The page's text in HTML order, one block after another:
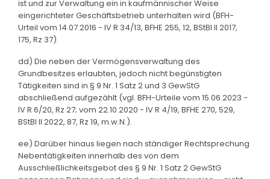
ist und zur Verwaltung ein in kaufmännischer Weise
eingerichteter Geschäftsbetrieb unterhalten wird (BFH-
Urteil vom 14.07.2016 - IV R 34/13, BFHE 255, 12, BStBl II 2017,
175, Rz 37).
dd) Die neben der Vermögensverwaltung des
Grundbesitzes erlaubten, jedoch nicht begünstigten
Tätigkeiten sind in § 9 Nr. 1 Satz 2 und 3 GewStG
abschließend aufgezählt (vgl. BFH-Urteile vom 15.06.2023 -
IV R 6/20, Rz 27; vom 22.10.2020 - IV R 4/19, BFHE 270, 529,
BStBl II 2022, 87, Rz 19, m.w.N.).
ee) Darüber hinaus liegen nach ständiger Rechtsprechung
Nebentätigkeiten innerhalb des von dem
Ausschließlichkeitsgebot des § 9 Nr. 1 Satz 2 GewStG